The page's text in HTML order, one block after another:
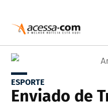
ESPORTE
Enviado de